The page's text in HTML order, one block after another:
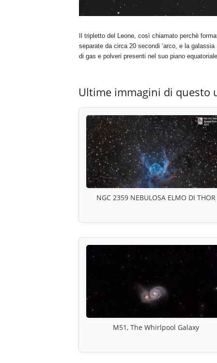
Il tripletto del Leone, così chiamato perchè
separate da circa 20 secondi ‘arco, e la
di gas e polveri presenti nel suo piano
Ultime immagini di questo
NGC 2359 NEBULOSA ELMO DI THOR
M51, The Whirlpool Galaxy